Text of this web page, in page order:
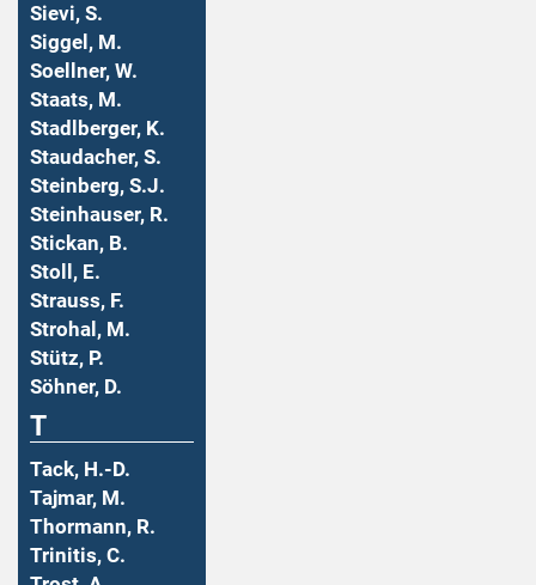
Sievi, S.
Siggel, M.
Soellner, W.
Staats, M.
Stadlberger, K.
Staudacher, S.
Steinberg, S.J.
Steinhauser, R.
Stickan, B.
Stoll, E.
Strauss, F.
Strohal, M.
Stütz, P.
Söhner, D.
T
Tack, H.-D.
Tajmar, M.
Thormann, R.
Trinitis, C.